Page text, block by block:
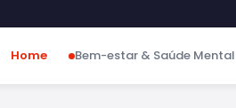
Home Bem-estar & Saúde Mental